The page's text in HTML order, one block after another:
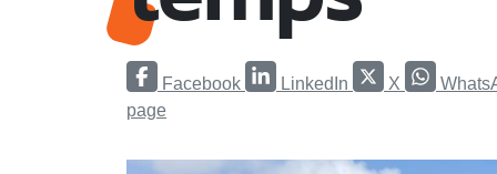
Facebook LinkedIn X
page